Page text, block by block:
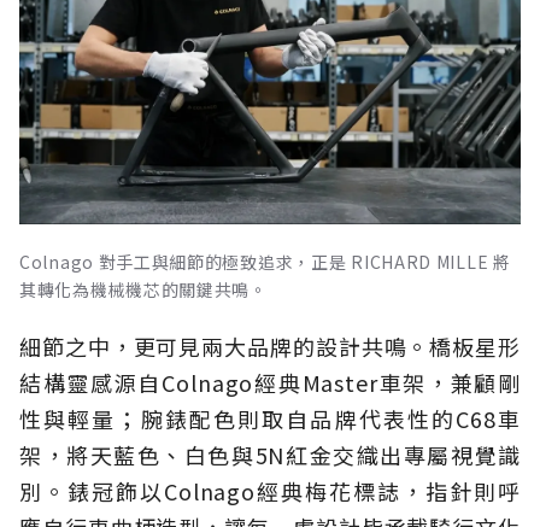
Colnago 對手工與細節的極致追求，正是 RICHARD MILLE 將
其轉化為機械機芯的關鍵共鳴。
細節之中，更可見兩大品牌的設計共鳴。橋板星形
結構靈感源自Colnago經典Master車架，兼顧剛
性與輕量；腕錶配色則取自品牌代表性的C68車
架，將天藍色、白色與5N紅金交織出專屬視覺識
別。錶冠飾以Colnago經典梅花標誌，指針則呼